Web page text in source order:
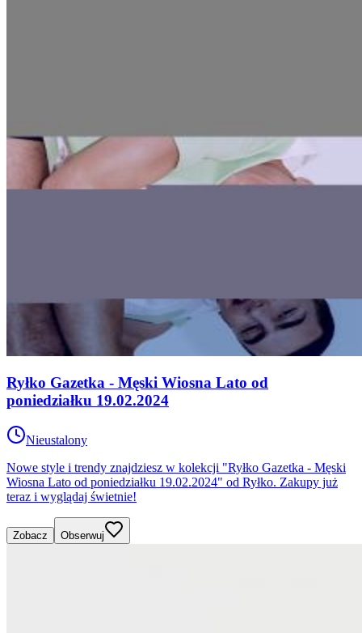
Ryłko Gazetka - Męski Wiosna Lato od
poniedziałku 19.02.2024
Nieustalony
Nowe style i trendy znajdziesz w kolekcji "Ryłko Gazetka - Męski
Wiosna Lato od poniedziałku 19.02.2024" od Ryłko. Zakupy już
teraz i wyglądaj świetnie!
Zobacz Obserwuj